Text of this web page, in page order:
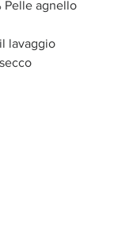
Pelle agnello
lavaggio